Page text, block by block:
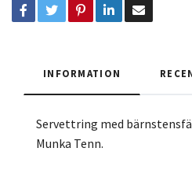
INFORMATION
Servettring med
Munka Tenn.